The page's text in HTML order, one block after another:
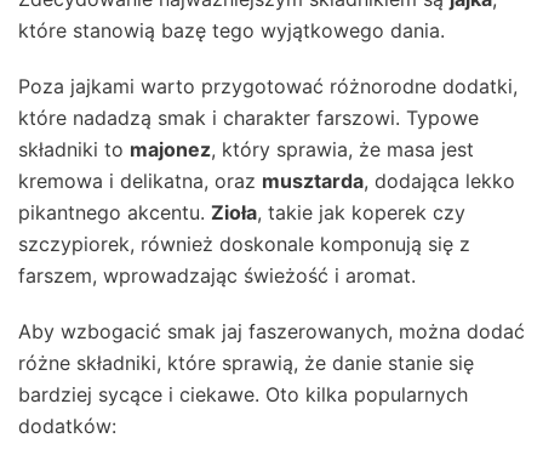
które stanowią bazę tego wyjątkowego dania.
Poza jajkami warto przygotować różnorodne dodatki,
które nadadzą smak i charakter farszowi. Typowe
składniki to majonez, który sprawia, że masa jest
kremowa i delikatna, oraz musztarda, dodająca lekko
pikantnego akcentu. Zioła, takie jak koperek czy
szczypiorek, również doskonale komponują się z
farszem, wprowadzając świeżość i aromat.
Aby wzbogacić smak jaj faszerowanych, można dodać
różne składniki, które sprawią, że danie stanie się
bardziej sycące i ciekawe. Oto kilka popularnych
dodatków: